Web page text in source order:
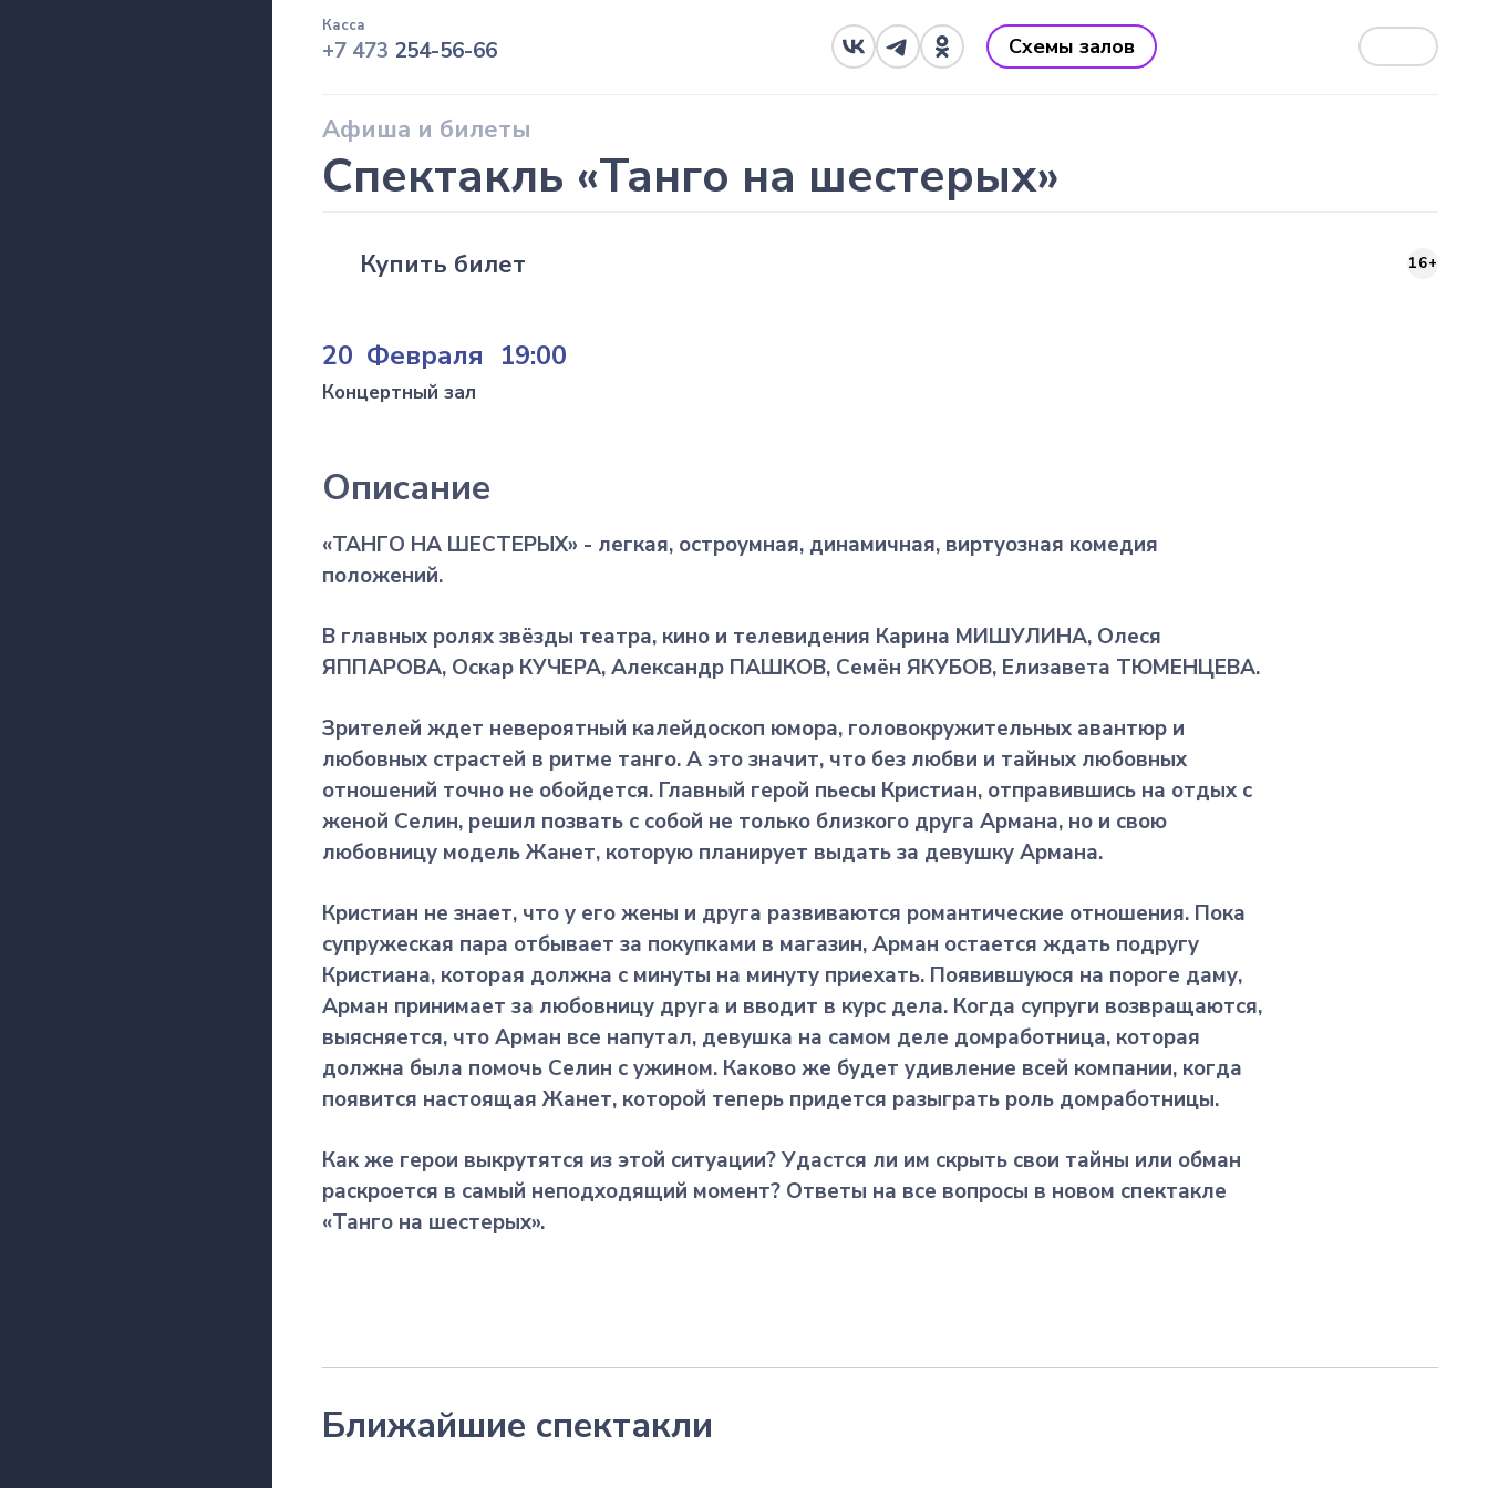
Касса
+7 473 254-56-66 Схемы залов
Афиша и билеты
Спектакль «Танго на шестерых»
Купить билет
20 Февраля 19:00
Концертный зал
16+
Описание
«ТАНГО НА ШЕСТЕРЫХ» - легкая, остроумная, динамичная, виртуозная комедия
положений.
В главных ролях звёзды театра, кино и телевидения Карина МИШУЛИНА, Олеся
ЯППАРОВА, Оскар КУЧЕРА, Александр ПАШКОВ, Семён ЯКУБОВ, Елизавета ТЮМЕНЦЕВА.
Зрителей ждет невероятный калейдоскоп юмора, головокружительных авантюр и
любовных страстей в ритме танго. А это значит, что без любви и тайных любовных
отношений точно не обойдется. Главный герой пьесы Кристиан, отправившись на отдых с
женой Селин, решил позвать с собой не только близкого друга Армана, но и свою
любовницу модель Жанет, которую планирует выдать за девушку Армана.
Кристиан не знает, что у его жены и друга развиваются романтические отношения. Пока
супружеская пара отбывает за покупками в магазин, Арман остается ждать подругу
Кристиана, которая должна с минуты на минуту приехать. Появившуюся на пороге даму,
Арман принимает за любовницу друга и вводит в курс дела. Когда супруги возвращаются,
выясняется, что Арман все напутал, девушка на самом деле домработница, которая
должна была помочь Селин с ужином. Каково же будет удивление всей компании, когда
появится настоящая Жанет, которой теперь придется разыграть роль домработницы.
Как же герои выкрутятся из этой ситуации? Удастся ли им скрыть свои тайны или обман
раскроется в самый неподходящий момент? Ответы на все вопросы в новом спектакле
«Танго на шестерых».
Ближайшие спектакли